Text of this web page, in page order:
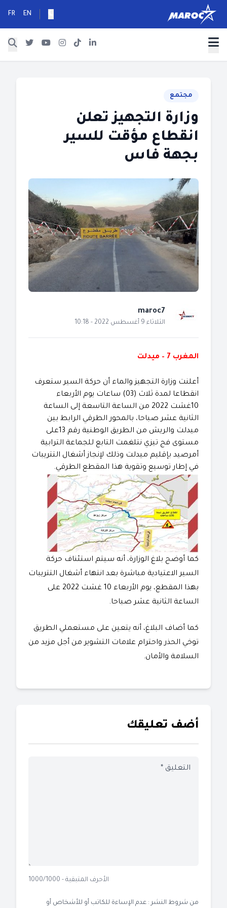
EN
FR
مجتمع
وزارة التجهيز تعلن
انقطاع مؤقت للسير
بجهة فاس
maroc7
الثلاثاء 9 أغسطس 2022 - 10:18
المغرب 7 – ميدلت
أعلنت وزارة التجهيز والماء أن حركة السير ستعرف
انقطاعا لمدة ثلاث (03) ساعات يوم الأربعاء
10غشت 2022 من الساعة التاسعة إلى الساعة
الثانية عشر صباحا، بالمحور الطرقي الرابط بين
ميدلت والريش من الطريق الوطنية رقم 13على
مستوى فج تيزي نتلغمت التابع للجماعة الترابية
أمرصيد بإقليم ميدلت وذلك لإنجاز أشغال التتريبات
في إطار توسيع وتقوية هذا المقطع الطرقي.
كما أوضح بلاغ الوزارة، أنه سيتم استئناف حركة
السير الاعتيادية مباشرة بعد انتهاء أشغال التتريبات
بهذا المقطع، يوم الأربعاء 10 غشت 2022 على
الساعة الثانية عشر صباحا.
كما أضاف البلاغ، أنه يتعين على مستعملي الطريق
توخي الحذر واحترام علامات التشوير من أجل مزيد من
السلامة والأمان.
أضف تعليقك
الأحرف المتبقية - 1000/1000
من شروط النشر : عدم الإساءة للكاتب أو للأشخاص أو